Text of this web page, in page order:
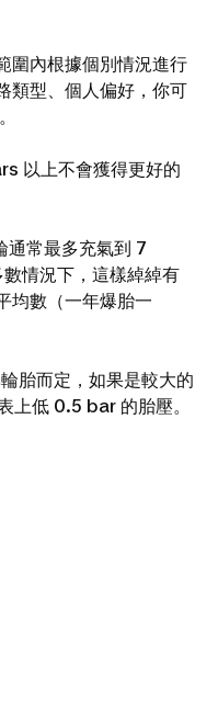
圍內根據個別情況進行
類型、個人偏好，你可
以上不會獲得更好的
常最多充氣到 7
情況下，這樣綽綽有
均數（一年爆胎一
胎而定，如果是較大的
上低 0.5 bar 的胎壓。